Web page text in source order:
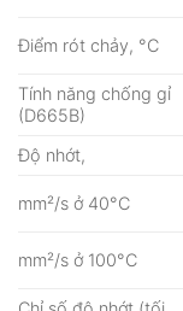
Điểm rót chảy, °C
Tính năng chống gỉ
(D665B)
Độ nhớt,
mm²/s ở 40°C
mm²/s ở 100°C